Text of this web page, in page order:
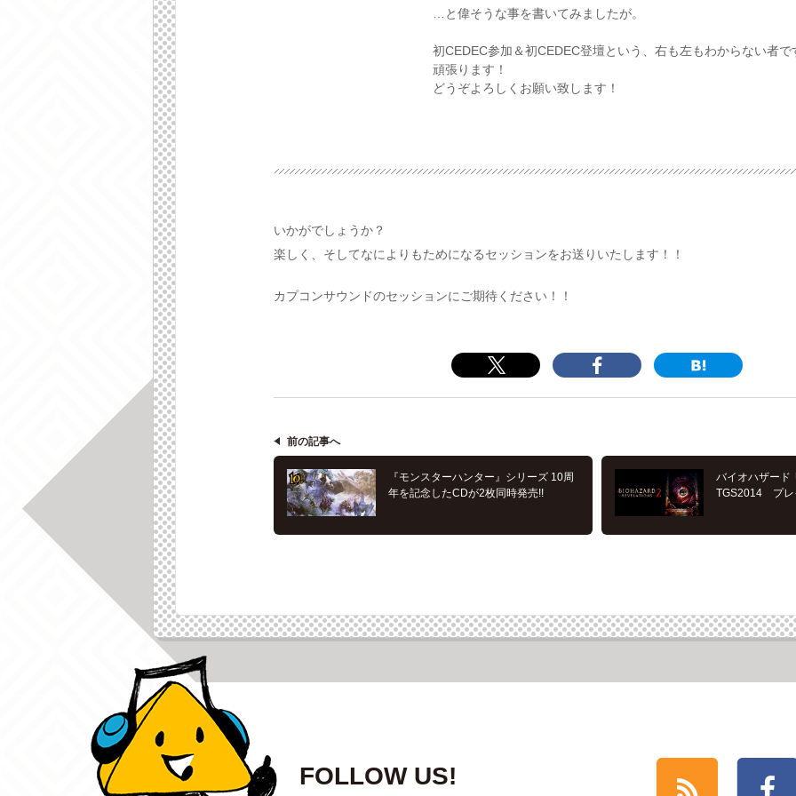
…と偉そうな事を書いてみましたが。
初CEDEC参加＆初CEDEC登壇という、右も左もわからない者で
頑張ります！
どうぞよろしくお願い致します！
いかがでしょうか？
楽しく、そしてなによりもためになるセッションをお送りいたします！！
カプコンサウンドのセッションにご期待ください！！
前の記事へ
『モンスターハンター』シリーズ 10周
年を記念したCDが2枚同時発売!!
バイオハザー
TGS2014 プレ
FOLLOW US!